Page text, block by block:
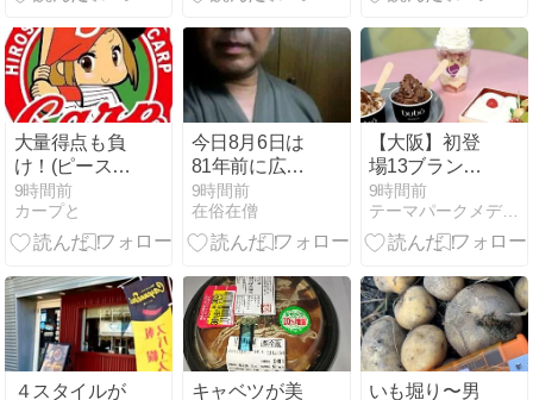
ッキー&クリ
ームチョコフ
ラッペ・マン
ゴースムージ
ー
ぷりのロール
ケーキです!!
大量得点も負
け！(ピースナ
イターなのに)
9時間前
カープと
今日8月6日は
81年前に広島
に原爆が落と
された日。
9時間前
在俗在僧
【大阪】初登
場13ブランド
を含む34ブラ
ンド・100種
類以上が集
級のアイスイ
ベント「あい
ぱく」が今年
もあべのハル
カスに登場！
9時間前
テーマパークメディア ハピエル USJ情報
４スタイルが
キャベツが美
いも堀り〜男